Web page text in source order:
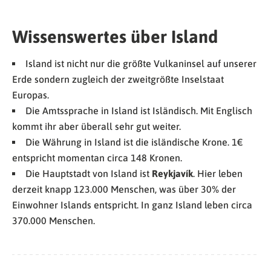
Wissenswertes über Island
Island ist nicht nur die größte Vulkaninsel auf unserer
Erde sondern zugleich der zweitgrößte Inselstaat
Europas.
Die Amtssprache in Island ist Isländisch. Mit Englisch
kommt ihr aber überall sehr gut weiter.
Die Währung in Island ist die isländische Krone. 1€
entspricht momentan circa 148 Kronen.
Die Hauptstadt von Island ist Reykjavík. Hier leben
derzeit knapp 123.000 Menschen, was über 30% der
Einwohner Islands entspricht. In ganz Island leben circa
370.000 Menschen.